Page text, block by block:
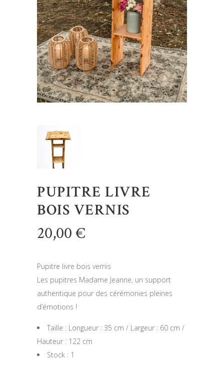
PUPITRE LIVRE
BOIS VERNIS
20,00€
Pupitre livre bois vernis
Les pupitres Madame Jeanne, un support
authentique pour des cérémonies pleines
d’émotions !
Taille : Longueur : 35 cm / Largeur : 60 cm /
Hauteur : 122 cm
Stock : 1